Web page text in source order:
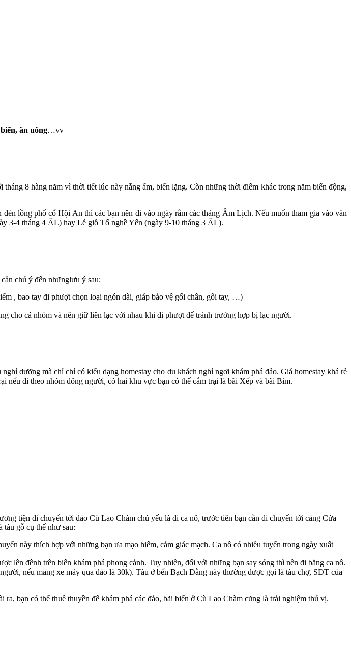
ăn uống…vv
8 hàng năm vì thời tiết lúc này nắng ấm, biển lặng. Còn những thời điểm khác trong năm biển động,
lồng phố cổ Hội An thì các bạn nên đi vào ngày rằm các tháng Âm Lịch. Nếu muốn tham gia vào văn
3-4 tháng 4 ÂL) hay Lễ giỗ Tổ nghề Yến (ngày 9-10 tháng 3 ÂL).
chú ý đến nhữnglưu ý sau:
, bao tay đi phượt chọn loại ngón dài, giáp bảo vệ gối chân, gối tay, …)
cho cả nhóm và nên giữ liên lạc với nhau khi đi phượt để tránh trường hợp bị lạc người.
dưỡng mà chỉ chỉ có kiểu dạng homestay cho du khách nghỉ ngơi khám phá đảo. Giá homestay khá rẻ
đi theo nhóm đông người, có hai khu vực bạn có thể cắm trại là bãi Xếp và bãi Bìm.
tiện di chuyển tới đảo Cù Lao Chàm chủ yếu là đi ca nô, trước tiên bạn cần di chuyển tới cảng Cửa
tàu gỗ cụ thể như sau:
này thích hợp với những bạn ưa mạo hiểm, cảm giác mạch. Ca nô có nhiều tuyển trong ngày xuất
lên đênh trên biển khám phá phong cảnh. Tuy nhiên, đối với những bạn say sóng thì nên đi bằng ca nô.
nếu mang xe máy qua đảo là 30k). Tàu ở bến Bạch Đằng này thường được gọi là tàu chợ, SĐT của
bạn có thể thuê thuyền để khám phá các đảo, bãi biển ở Cù Lao Chàm cũng là trải nghiệm thú vị.